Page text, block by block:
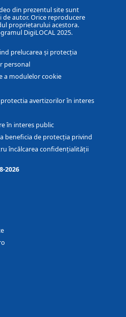
din prezentul site sunt
autor. Orice reproducere
proprietarului acestora.
DigiLOCAL 2025.
prelucarea și protecția
personal
a modulelor cookie
avertizorilor în interes
în interes public
beneficia de protecția privind
încălcarea confidențialității
2026